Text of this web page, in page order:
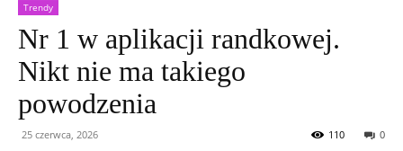
Trendy
Nr 1 w aplikacji randkowej.
Nikt nie ma takiego
powodzenia
25 czerwca, 2026 0
110